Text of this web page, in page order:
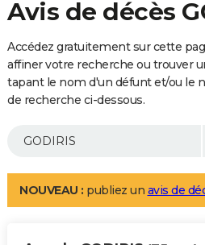
Avis de décès
Accédez gratuitement sur cette
affiner votre recherche ou trouver
tapant le nom d'un défunt et/ou le
de recherche ci-dessous.
NOUVEAU : publiez un avis de